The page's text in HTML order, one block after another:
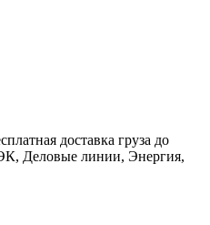
доставка груза до
Деловые линии, Энергия,